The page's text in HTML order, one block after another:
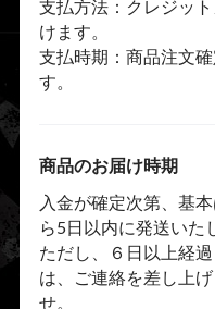
支払方法：クレジッ
けます。
支払時期：商品注文
す。
商品のお届け時期
入金が確定次第、基
ら5日以内に発送いた
ただし、６日以上経
は、ご連絡を差し上
せ。